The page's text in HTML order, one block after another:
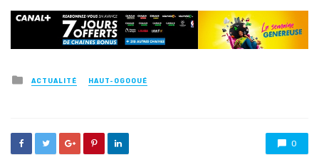
Posted
in
ACTUALITÉ HAUT-OGOOUÉ
0